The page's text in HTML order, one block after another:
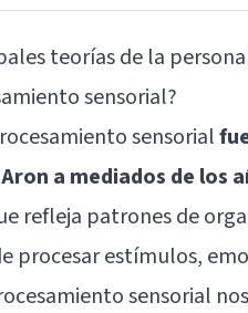
teorías de la
sensorial?
sensorial
a mediados de los
refleja patrones de
procesar estímulos,
sensorial